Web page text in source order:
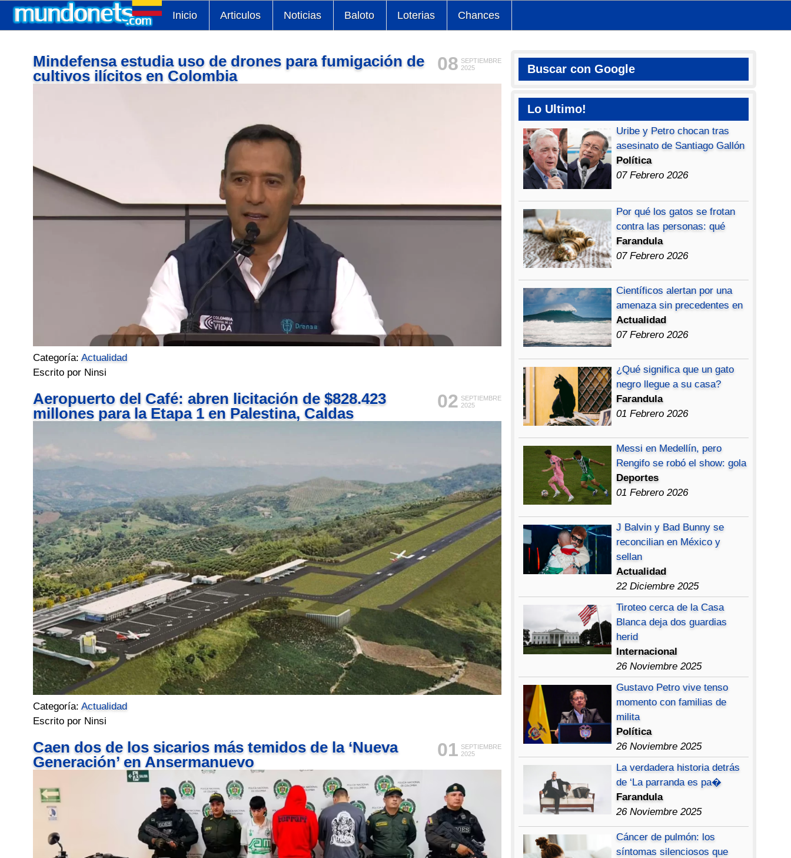
Inicio Articulos Noticias Baloto Loterias Chances
08 SEPTIEMBRE
2025
Mindefensa estudia uso de drones para fumigación de
cultivos ilícitos en Colombia
Categoría:Actualidad
Escrito por Ninsi
02 SEPTIEMBRE
2025
Aeropuerto del Café: abren licitación de $828.423
millones para la Etapa 1 en Palestina, Caldas
Categoría:Actualidad
Escrito por Ninsi
01 SEPTIEMBRE
2025
Caen dos de los sicarios más temidos de la ‘Nueva
Generación’ en Ansermanuevo
Buscar con Google
Lo Ultimo!
Uribe y Petro chocan tras
asesinato de Santiago Gallón
Política
07 Febrero 2026
Por qué los gatos se frotan
contra las personas: qué
Farandula
07 Febrero 2026
Científicos alertan por una
amenaza sin precedentes en
Actualidad
07 Febrero 2026
¿Qué significa que un gato
negro llegue a su casa?
Farandula
01 Febrero 2026
Messi en Medellín, pero
Rengifo se robó el show: gola
Deportes
01 Febrero 2026
J Balvin y Bad Bunny se
reconcilian en México y
sellan
Actualidad
22 Diciembre 2025
Tiroteo cerca de la Casa
Blanca deja dos guardias
herid
Internacional
26 Noviembre 2025
Gustavo Petro vive tenso
momento con familias de
milita
Política
26 Noviembre 2025
La verdadera historia detrás
de ‘La parranda es pa�
Farandula
26 Noviembre 2025
Cáncer de pulmón: los
síntomas silenciosos que